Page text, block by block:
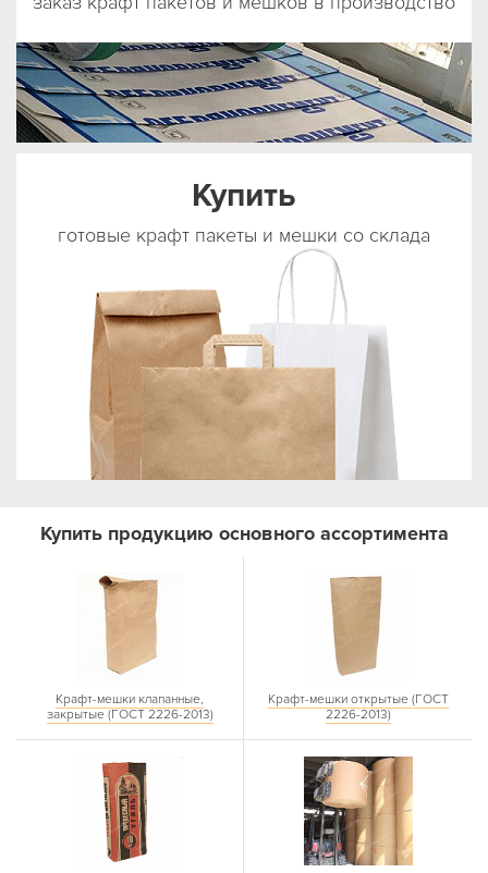
Купить
готовые крафт пакеты и мешки со склада
Купить продукцию основного ассортимента
Крафт-мешки клапанные,
закрытые (ГОСТ 2226-2013)
Крафт-мешки открытые (ГОСТ
2226-2013)